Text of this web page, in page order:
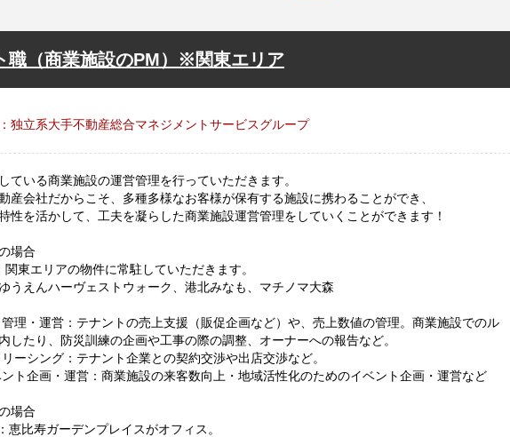
職（商業施設のPM）※関東エリア
独立系大手不動産総合マネジメントサービスグループ
ている商業施設の運営管理を行っていただきます。
産会社だからこそ、多種多様なお客様が保有する施設に携わることができ、
性を活かして、工夫を凝らした商業施設運営管理をしていくことができます！
場合
関東エリアの物件に常駐していただきます。
うえんハーヴェストウォーク、港北みなも、マチノマ大森
理・運営：テナントの売上支援（販促企画など）や、売上数値の管理。商業施設でのル
したり、防災訓練の企画や工事の際の調整、オーナーへの報告など。
ーシング：テナント企業との契約交渉や出店交渉など。
ト企画・運営：商業施設の来客数向上・地域活性化のためのイベント企画・運営など
場合
恵比寿ガーデンプレイスがオフィス。